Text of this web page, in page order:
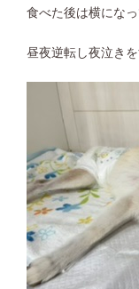
食べた後は横にな
昼夜逆転し夜泣き